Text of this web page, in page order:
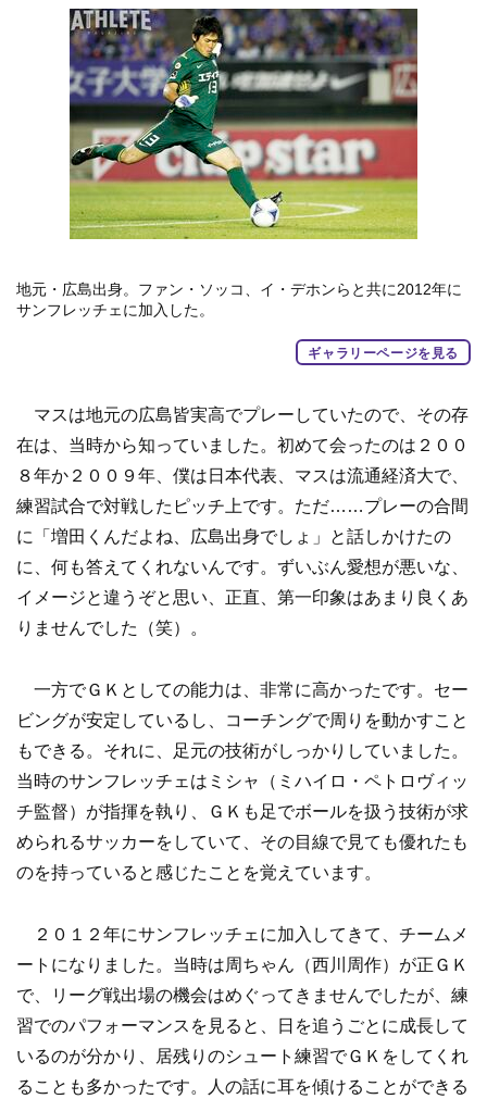
地元・広島出身。ファン・ソッコ、イ・デホンらと共に2012年に
サンフレッチェに加入した。
ギャラリーページを見る
マスは地元の広島皆実高でプレーしていたので、その存
在は、当時から知っていました。初めて会ったのは２００
８年か２００９年、僕は日本代表、マスは流通経済大で、
練習試合で対戦したピッチ上です。ただ……プレーの合間
に「増田くんだよね、広島出身でしょ」と話しかけたの
に、何も答えてくれないんです。ずいぶん愛想が悪いな、
イメージと違うぞと思い、正直、第一印象はあまり良くあ
りませんでした（笑）。
一方でＧＫとしての能力は、非常に高かったです。セー
ビングが安定しているし、コーチングで周りを動かすこと
もできる。それに、足元の技術がしっかりしていました。
当時のサンフレッチェはミシャ（ミハイロ・ペトロヴィッ
チ監督）が指揮を執り、ＧＫも足でボールを扱う技術が求
められるサッカーをしていて、その目線で見ても優れたも
のを持っていると感じたことを覚えています。
２０１２年にサンフレッチェに加入してきて、チームメ
ートになりました。当時は周ちゃん（西川周作）が正ＧＫ
で、リーグ戦出場の機会はめぐってきませんでしたが、練
習でのパフォーマンスを見ると、日を追うごとに成長して
いるのが分かり、居残りのシュート練習でＧＫをしてくれ
ることも多かったです。人の話に耳を傾けることができる